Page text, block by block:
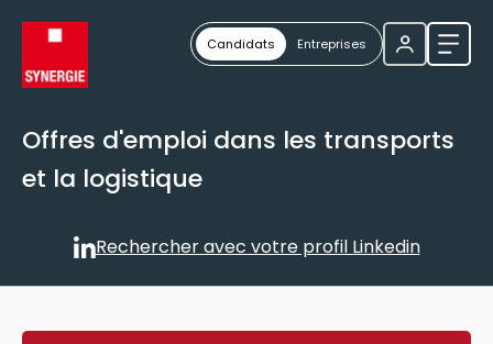
Candidats Entreprises
Offres d'emploi dans les transports
et la logistique
Rechercher avec votre
Rechercher avec votre profil Linkedin